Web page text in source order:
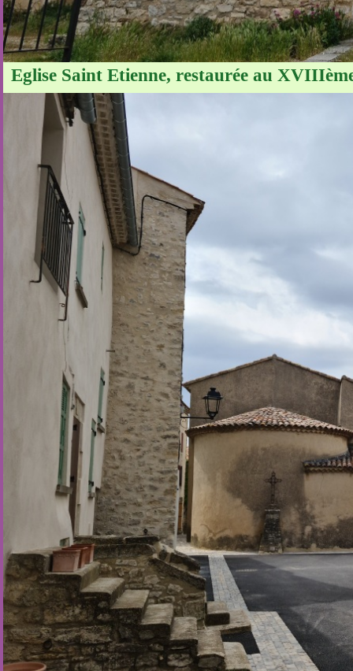
Eglise Saint Etienne, restaurée au